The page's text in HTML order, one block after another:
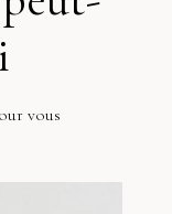
vous